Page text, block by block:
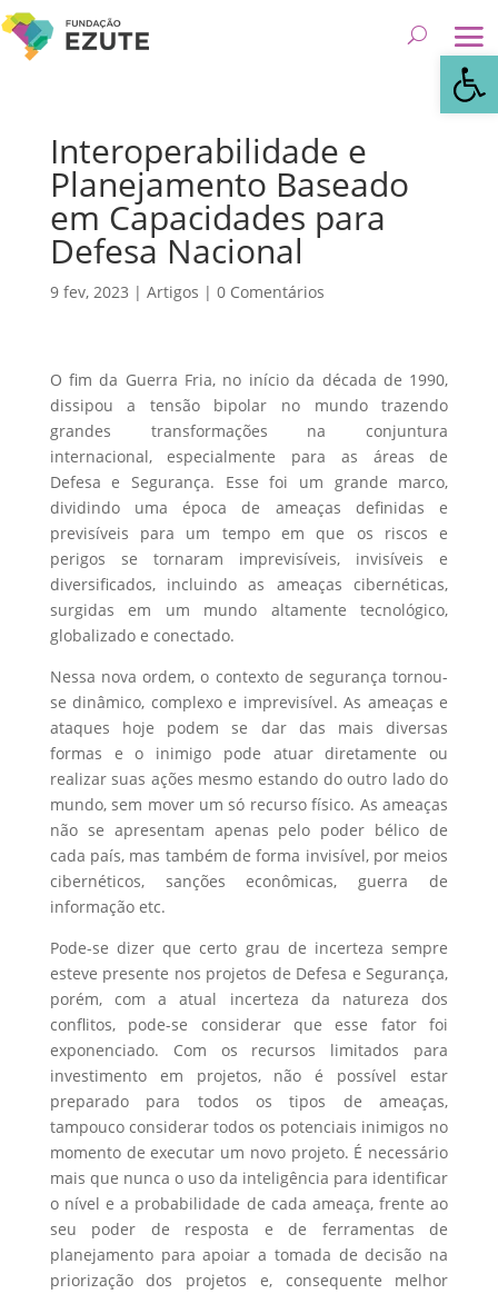
Interoperabilidade e
Planejamento Baseado
em Capacidades para
Defesa Nacional
9 fev, 2023 | Artigos | 0 Comentários
O fim da Guerra Fria, no início da década de 1990,
dissipou a tensão bipolar no mundo trazendo
grandes transformações na conjuntura
internacional, especialmente para as áreas de
Defesa e Segurança. Esse foi um grande marco,
dividindo uma época de ameaças definidas e
previsíveis para um tempo em que os riscos e
perigos se tornaram imprevisíveis, invisíveis e
diversificados, incluindo as ameaças cibernéticas,
surgidas em um mundo altamente tecnológico,
globalizado e conectado.
Nessa nova ordem, o contexto de segurança tornou-
se dinâmico, complexo e imprevisível. As ameaças e
ataques hoje podem se dar das mais diversas
formas e o inimigo pode atuar diretamente ou
realizar suas ações mesmo estando do outro lado do
mundo, sem mover um só recurso físico. As ameaças
não se apresentam apenas pelo poder bélico de
cada país, mas também de forma invisível, por meios
cibernéticos, sanções econômicas, guerra de
informação etc.
Pode-se dizer que certo grau de incerteza sempre
esteve presente nos projetos de Defesa e Segurança,
porém, com a atual incerteza da natureza dos
conflitos, pode-se considerar que esse fator foi
exponenciado. Com os recursos limitados para
investimento em projetos, não é possível estar
preparado para todos os tipos de ameaças,
tampouco considerar todos os potenciais inimigos no
momento de executar um novo projeto. É necessário
mais que nunca o uso da inteligência para identificar
o nível e a probabilidade de cada ameaça, frente ao
seu poder de resposta e de ferramentas de
planejamento para apoiar a tomada de decisão na
priorização dos projetos e, consequente melhor
Abrir